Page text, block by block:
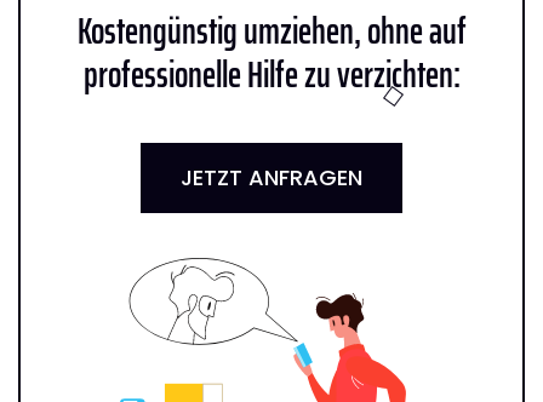
Kostengünstig umziehen, ohne auf
professionelle Hilfe zu verzichten:
JETZT ANFRAGEN